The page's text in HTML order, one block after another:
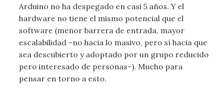
Arduino no ha despegado en casi 5 años. Y el
hardware no tiene el mismo potencial que el
software (menor barrera de entrada, mayor
escalabilidad –no hacia lo masivo, pero sí hacia que
sea descubierto y adoptado por un grupo reducido
pero interesado de personas–). Mucho para
pensar en torno a esto.